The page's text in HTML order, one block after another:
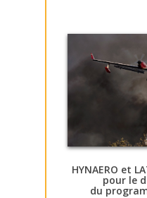
HYNAERO et
pour le
du